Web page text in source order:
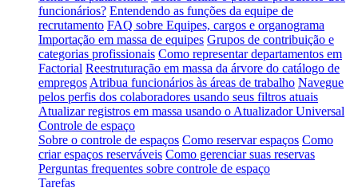
funcionários? Entendendo as funções da equipe de
recrutamento FAQ sobre Equipes, cargos e organograma
Importação em massa de equipes Grupos de contribuição e
categorias profissionais Como representar departamentos em
Factorial Reestruturação em massa da árvore do catálogo de
empregos Atribua funcionários às áreas de trabalho Navegue
pelos perfis dos colaboradores usando seus filtros atuais
Atualizar registros em massa usando o Atualizador Universal
Controle de espaço
Sobre o controle de espaços Como reservar espaços Como
criar espaços reserváveis Como gerenciar suas reservas
Perguntas frequentes sobre controle de espaço
Tarefas